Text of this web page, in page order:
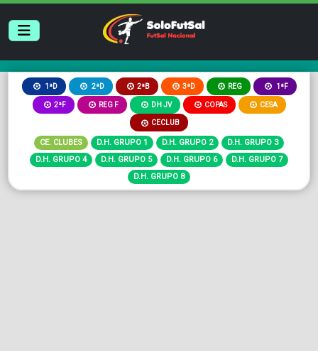
1ªD 2ªD 2ªB 3ªD REG 1ªF
2ªF REG F DH JV COPAS CESA
CECLUB
CE. CLUBES D.H. GRUPO 1 D.H. GRUPO 2
D.H. GRUPO 3
D.H. GRUPO 4
D.H. GRUPO 5 D.H. GRUPO 6
D.H. GRUPO 7
D.H. GRUPO 8